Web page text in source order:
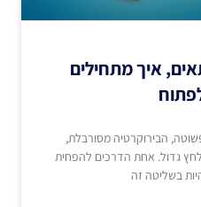
איך מתחילים
הבירוקרטיה מסורבלת,
גדול. אחת הדרכים להפחית
בשליטה זה